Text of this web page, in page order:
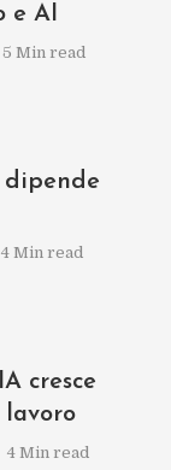
e AI
5 Min read
dipende
4 Min read
cresce
4 Min read